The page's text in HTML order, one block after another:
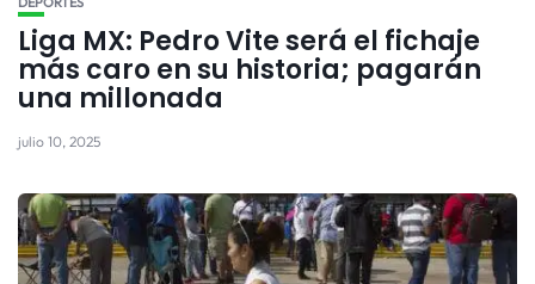
Liga MX: Pedro Vite será el fichaje
más caro en su historia; pagarán
una millonada
julio 10, 2025